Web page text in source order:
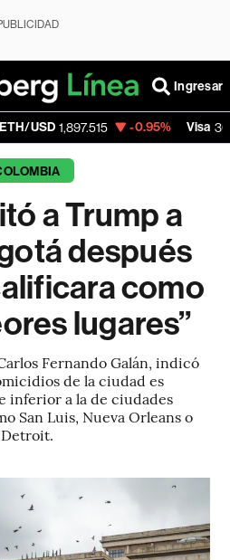
Ingresar
1,897.515 -0.95% Visa 368.54 -
a Trump a
después
como
lugares”
Fernando Galán, indicó
de la ciudad es
inferior a la de ciudades
San Luis, Nueva Orleans o
Detroit.